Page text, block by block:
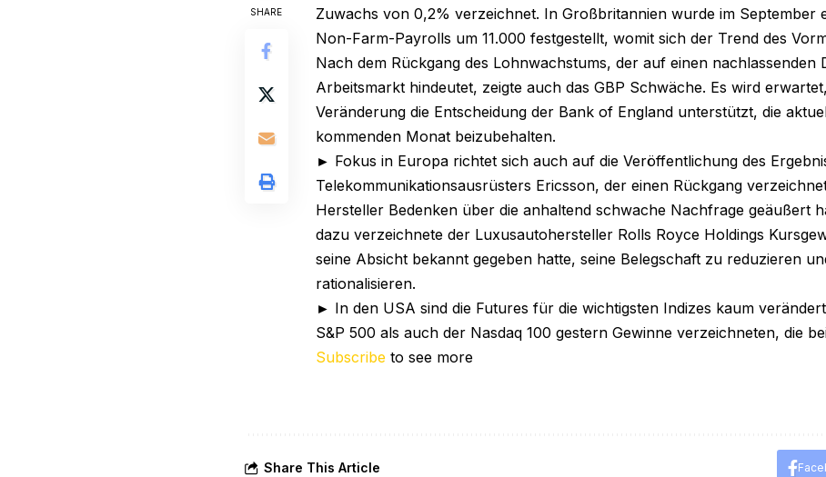
SHARE
Zuwachs von 0,2% verzeichnet. In Großbritannien wurde im September
Non-Farm-Payrolls um 11.000 festgestellt, womit sich der Trend des
Nach dem Rückgang des Lohnwachstums, der auf einen nachlassenden
Arbeitsmarkt hindeutet, zeigte auch das GBP Schwäche. Es wird
Veränderung die Entscheidung der Bank of England unterstützt, die
kommenden Monat beizubehalten.
► Fokus in Europa richtet sich auch auf die Veröffentlichung des
Telekommunikationsausrüsters Ericsson, der einen Rückgang
Hersteller Bedenken über die anhaltend schwache Nachfrage geäußert
dazu verzeichnete der Luxusautohersteller Rolls Royce Holdings
seine Absicht bekannt gegeben hatte, seine Belegschaft zu reduzieren
rationalisieren.
► In den USA sind die Futures für die wichtigsten Indizes kaum
S&P 500 als auch der Nasdaq 100 gestern Gewinne verzeichneten, die
Subscribeto see more
Share This Article